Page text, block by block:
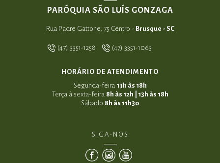
PARÓQUIA SÃO LUÍS GONZAGA
Rua Padre Gattone, 75 Centro - Brusque - SC
(47) 3351-1258 (47) 3351-1063
HORÁRIO DE ATENDIMENTO
Segunda-feira 13h às 18h
Terça à sexta-feira 8h às 12h | 13h às 18h
Sábado 8h às 11h30
SIGA-NOS